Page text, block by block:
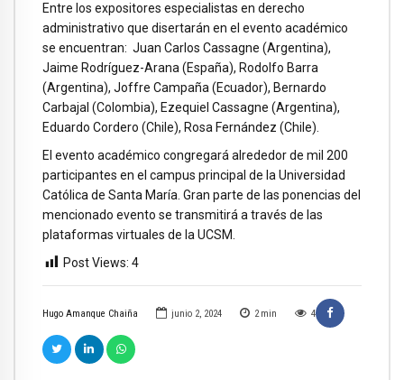
Hugo Amanque Chaiña junio 2, 2024 2 min 4
Entre los expositores especialistas en derecho
administrativo que disertarán en el evento académico
se encuentran: Juan Carlos Cassagne (Argentina),
Jaime Rodríguez-Arana (España), Rodolfo Barra
(Argentina), Joffre Campaña (Ecuador), Bernardo
Carbajal (Colombia), Ezequiel Cassagne (Argentina),
Eduardo Cordero (Chile), Rosa Fernández (Chile).
El evento académico congregará alrededor de mil 200
participantes en el campus principal de la Universidad
Católica de Santa María. Gran parte de las ponencias del
mencionado evento se transmitirá a través de las
plataformas virtuales de la UCSM.
Post Views: 4